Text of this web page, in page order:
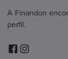
A Finandon
perfil.